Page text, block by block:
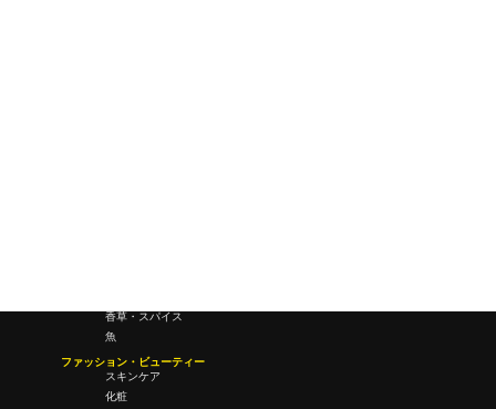
香草・スパイス
魚
ファッション・ビューティー
スキンケア
化粧